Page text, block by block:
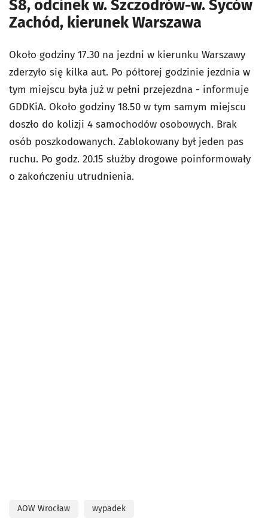
S8, odcinek w. Szczodrów-w. Syców
Zachód, kierunek Warszawa
Około godziny 17.30 na jezdni w kierunku Warszawy
zderzyło się kilka aut. Po półtorej godzinie jezdnia w
tym miejscu była już w pełni przejezdna - informuje
GDDKiA. Około godziny 18.50 w tym samym miejscu
doszło do kolizji 4 samochodów osobowych. Brak
osób poszkodowanych. Zablokowany był jeden pas
ruchu. Po godz. 20.15 służby drogowe poinformowały
o zakończeniu utrudnienia.
AOW Wrocław wypadek